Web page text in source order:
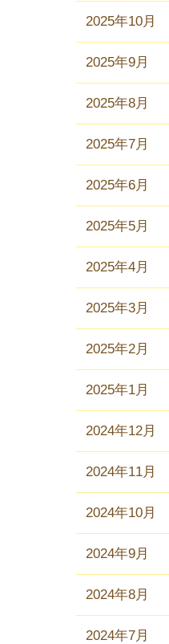
2025年10月
2025年9月
2025年8月
2025年7月
2025年6月
2025年5月
2025年4月
2025年3月
2025年2月
2025年1月
2024年12月
2024年11月
2024年10月
2024年9月
2024年8月
2024年7月